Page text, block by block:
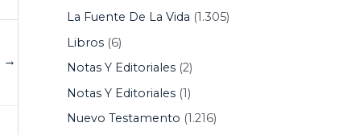
→
La Fuente De La Vida (1.305)
Libros(6)
Notas Y Editoriales(2)
Notas Y Editoriales(1)
Nuevo Testamento (1.216)